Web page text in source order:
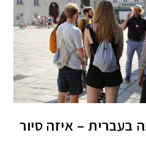
בעברית – איזה סיור